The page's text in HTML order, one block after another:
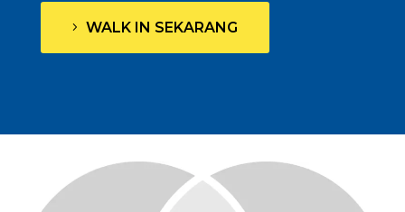
WALK IN SEKARANG